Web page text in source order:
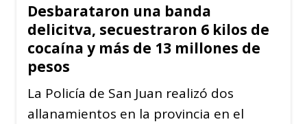
Desbarataron una banda
delicitva, secuestraron 6 kilos de
cocaína y más de 13 millones de
pesos
La Policía de San Juan realizó dos
allanamientos en la provincia en el